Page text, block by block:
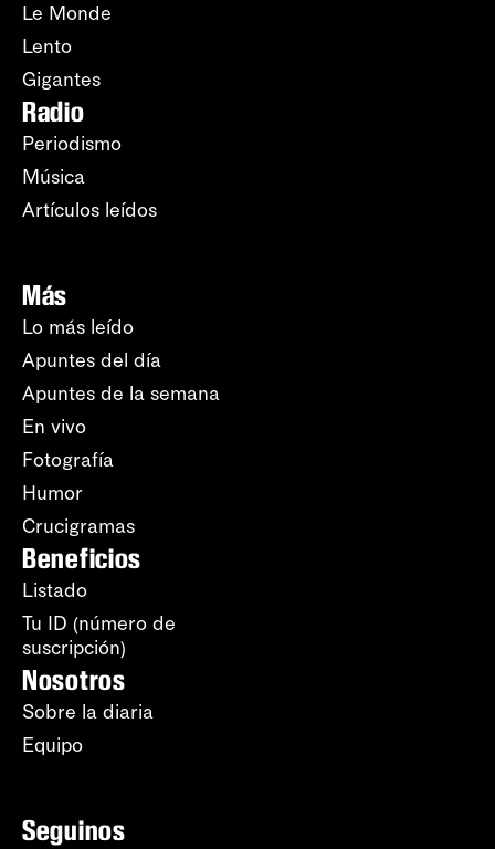
Le Monde
Lento
Gigantes
Radio
Periodismo
Música
Artículos leídos
Más
Lo más leído
Apuntes del día
Apuntes de la semana
En vivo
Fotografía
Humor
Crucigramas
Beneficios
Listado
Tu ID (número de
suscripción)
Nosotros
Sobre la diaria
Equipo
Seguinos